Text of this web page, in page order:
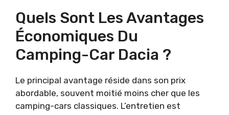
Quels Sont Les Avantages
Économiques Du
Camping-Car Dacia ?
Le principal avantage réside dans son prix
abordable, souvent moitié moins cher que les
camping-cars classiques. L’entretien est